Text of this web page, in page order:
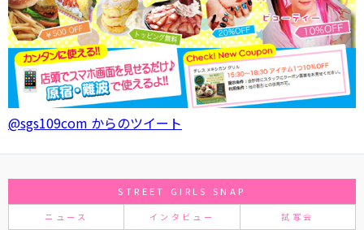
@sgs109com からのツイート
STREET GIRLS SNAP
ニュース インタビュー 試写会